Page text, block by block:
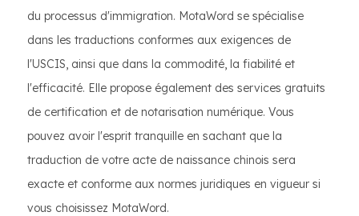
du processus d'immigration. MotaWord se spécialise
dans les traductions conformes aux exigences de
l'USCIS, ainsi que dans la commodité, la fiabilité et
l'efficacité. Elle propose également des services gratuits
de certification et de notarisation numérique. Vous
pouvez avoir l'esprit tranquille en sachant que la
traduction de votre acte de naissance chinois sera
exacte et conforme aux normes juridiques en vigueur si
vous choisissez MotaWord.